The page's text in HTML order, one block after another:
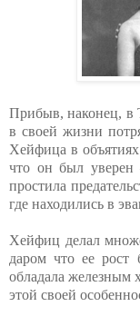
Прибыв, наконец, в
в своей жизни
Хейфица в
что он был
простила
где находились в
Хейфиц делал
даром что ее рост
обладала железным
этой своей